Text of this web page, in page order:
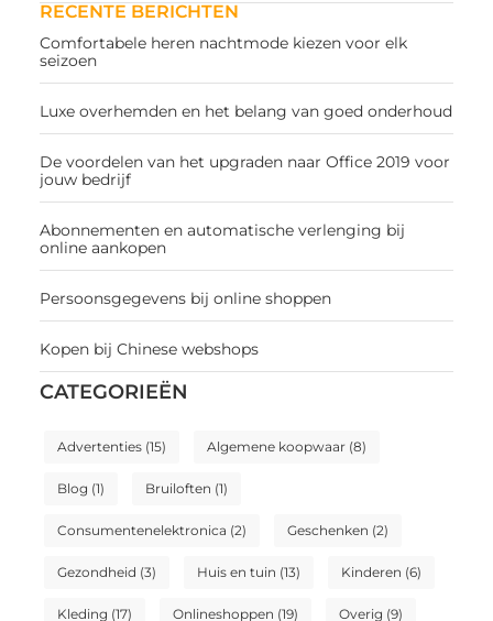
RECENTE BERICHTEN
Comfortabele heren nachtmode kiezen voor elk
seizoen
Luxe overhemden en het belang van goed onderhoud
De voordelen van het upgraden naar Office 2019 voor
jouw bedrijf
Abonnementen en automatische verlenging bij
online aankopen
Persoonsgegevens bij online shoppen
Kopen bij Chinese webshops
CATEGORIEËN
Advertenties(15) Algemene koopwaar(8)
Blog (1) Bruiloften (1)
Consumentenelektronica (2) Geschenken (2)
Gezondheid (3) Huis en tuin (13) Kinderen (6)
Kleding (17) Onlineshoppen (19) Overig (9)